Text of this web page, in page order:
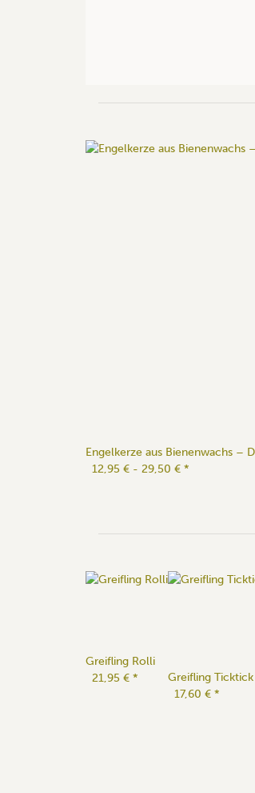
Engelkerze aus Bienenwachs –
12,95 € - 29,50 € *
Greifling Rolli
21,95 € *
Greifling Ticktick
17,60 € *